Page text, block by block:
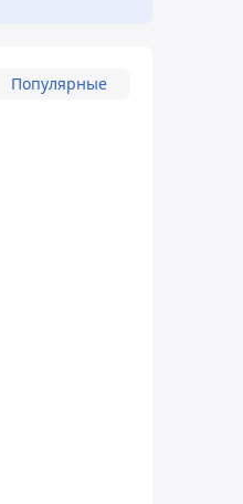
Популярные